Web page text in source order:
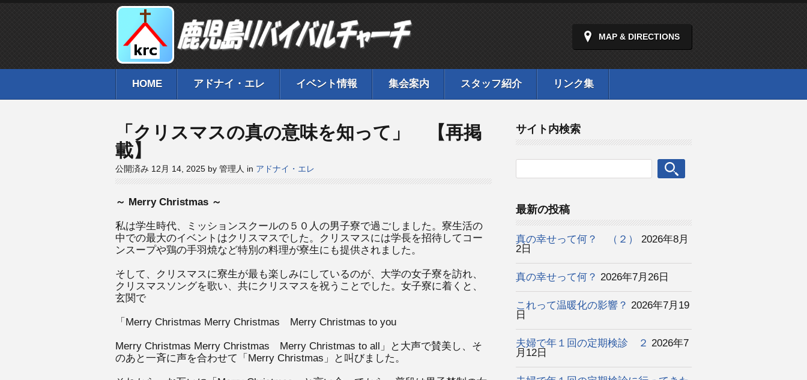
MAP & DIRECTIONS
HOME アドナイ・エレ イベント情報 集会案内 スタッフ紹介 リンク集
「クリスマスの真の意味を知って」 【再掲
載】
公開済み 12月 14, 2025 by 管理人 in アドナイ・エレ
～ Merry Christmas ～
私は学生時代、ミッションスクールの５０人の男子寮で過ごしました。寮生活の
中での最大のイベントはクリスマスでした。クリスマスには学長を招待してコー
ンスープや鶏の手羽焼など特別の料理が寮生にも提供されました。
そして、クリスマスに寮生が最も楽しみにしているのが、大学の女子寮を訪れ、
クリスマスソングを歌い、共にクリスマスを祝うことでした。女子寮に着くと、
玄関で
「Merry Christmas Merry Christmas Merry Christmas to you
Merry Christmas Merry Christmas Merry Christmas to all」と大声で賛美し、そ
のあと一斉に声を合わせて「Merry Christmas」と叫びました。
サイト内検索
最新の投稿
真の幸せって何？ （２）
2026年8月
2日
真の幸せって何？ 2026年7月26日
これって温暖化の影響？ 2026年7月19
日
夫婦で年１回の定期検診 ２ 2026年7
月12日